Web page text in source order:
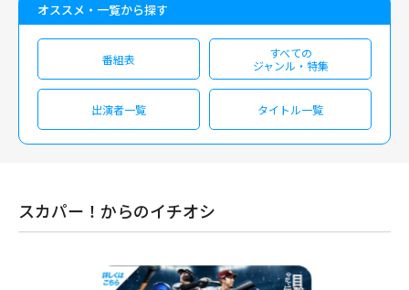
オススメ・一覧から探す
番組表
すべての
ジャンル・特集
出演者一覧 タイトル一覧
スカパー！からのイチオシ